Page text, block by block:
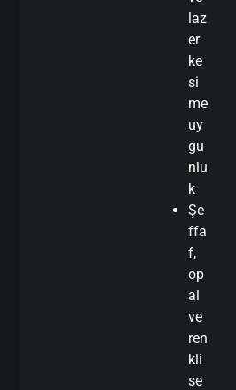
laz
er
ke
si
me
uy
gu
nlu
k
Şe
ffa
f,
op
al
ve
ren
kli
se